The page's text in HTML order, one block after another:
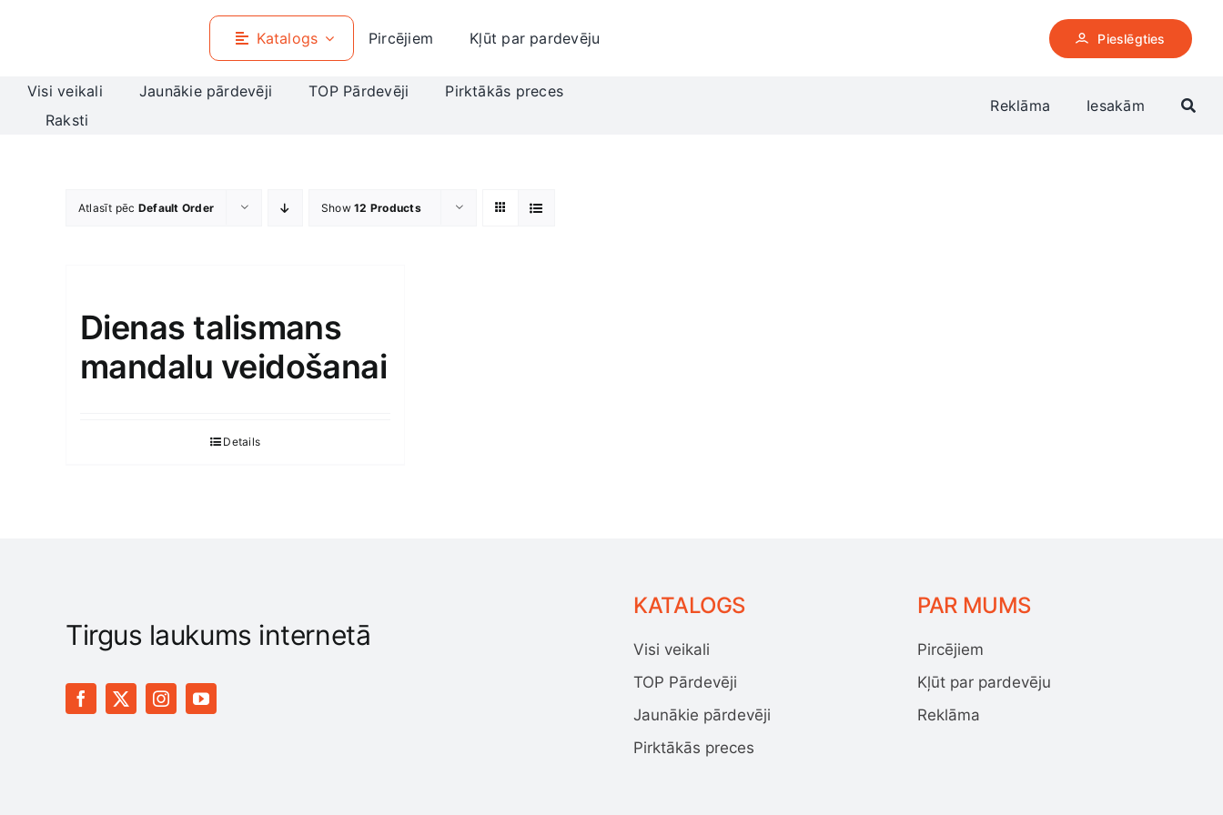
Katalogs Pircējiem Kļūt par pardevēju Pieslēgties
Visi veikali Jaunākie pārdevēji TOP Pārdevēji
Pirktākās preces
Raksti
Reklāma Iesakām
Atlasīt pēc Default Order Show12 Products
Dienas talismans
mandalu veidošanai
Details
Tirgus laukums internetā
KATALOGS
Visi veikali
TOP Pārdevēji
Jaunākie pārdevēji
Pirktākās preces
PAR MUMS
Pircējiem
Kļūt par pardevēju
Reklāma